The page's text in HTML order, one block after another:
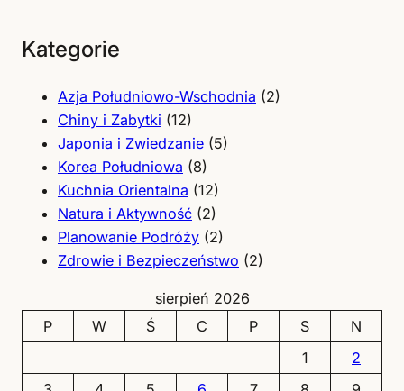
Kategorie
Azja Południowo-Wschodnia (2)
Chiny i Zabytki (12)
Japonia i Zwiedzanie (5)
Korea Południowa (8)
Kuchnia Orientalna (12)
Natura i Aktywność (2)
Planowanie Podróży (2)
Zdrowie i Bezpieczeństwo (2)
sierpień 2026
P
W Ś C P S
N
1
2